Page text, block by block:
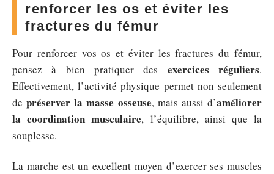
renforcer les os et éviter les
fractures du fémur
Pour renforcer vos os et éviter les fractures du fémur,
pensez à bien pratiquer des exercices réguliers.
Effectivement, l’activité physique permet non seulement
depréserver la masse osseuse, mais aussi d’améliorer
la coordination musculaire, l’équilibre, ainsi que la
souplesse.
La marche est un excellent moyen d’exercer ses muscles